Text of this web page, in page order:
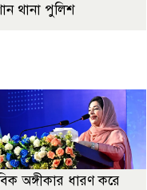
থানা পুলিশ
অঙ্গীকার ধারণ করে